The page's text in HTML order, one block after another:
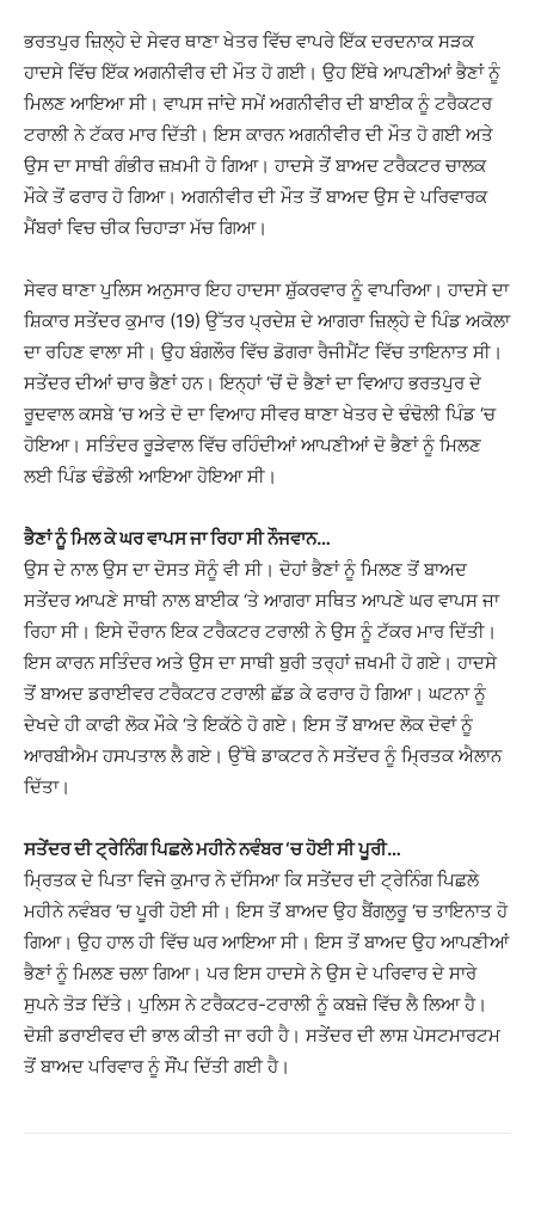
ਭਰਤਪੁਰ ਜ਼ਿਲ੍ਹੇ ਦੇ ਸੇਵਰ ਥਾਣਾ ਖੇਤਰ ਵਿੱਚ ਵਾਪਰੇ ਇੱਕ ਦਰਦਨਾਕ ਸੜਕ
ਹਾਦਸੇ ਵਿੱਚ ਇੱਕ ਅਗਨੀਵੀਰ ਦੀ ਮੌਤ ਹੋ ਗਈ। ਉਹ ਇੱਥੇ ਆਪਣੀਆਂ ਭੈਣਾਂ ਨੂੰ
ਮਿਲਣ ਆਇਆ ਸੀ। ਵਾਪਸ ਜਾਂਦੇ ਸਮੇਂ ਅਗਨੀਵੀਰ ਦੀ ਬਾਈਕ ਨੂੰ ਟਰੈਕਟਰ
ਟਰਾਲੀ ਨੇ ਟੱਕਰ ਮਾਰ ਦਿੱਤੀ। ਇਸ ਕਾਰਨ ਅਗਨੀਵੀਰ ਦੀ ਮੌਤ ਹੋ ਗਈ ਅਤੇ
ਉਸ ਦਾ ਸਾਥੀ ਗੰਭੀਰ ਜ਼ਖ਼ਮੀ ਹੋ ਗਿਆ। ਹਾਦਸੇ ਤੋਂ ਬਾਅਦ ਟਰੈਕਟਰ ਚਾਲਕ
ਮੌਕੇ ਤੋਂ ਫਰਾਰ ਹੋ ਗਿਆ। ਅਗਨੀਵੀਰ ਦੀ ਮੌਤ ਤੋਂ ਬਾਅਦ ਉਸ ਦੇ ਪਰਿਵਾਰਕ
ਮੈਂਬਰਾਂ ਵਿਚ ਚੀਕ ਚਿਹਾੜਾ ਮੱਚ ਗਿਆ।
ਸੇਵਰ ਥਾਣਾ ਪੁਲਿਸ ਅਨੁਸਾਰ ਇਹ ਹਾਦਸਾ ਸ਼ੁੱਕਰਵਾਰ ਨੂੰ ਵਾਪਰਿਆ। ਹਾਦਸੇ ਦਾ
ਸ਼ਿਕਾਰ ਸਤੇਂਦਰ ਕੁਮਾਰ (19) ਉੱਤਰ ਪ੍ਰਦੇਸ਼ ਦੇ ਆਗਰਾ ਜ਼ਿਲ੍ਹੇ ਦੇ ਪਿੰਡ ਅਕੋਲਾ
ਦਾ ਰਹਿਣ ਵਾਲਾ ਸੀ। ਉਹ ਬੰਗਲੌਰ ਵਿੱਚ ਡੋਗਰਾ ਰੈਜੀਮੈਂਟ ਵਿੱਚ ਤਾਇਨਾਤ ਸੀ।
ਸਤੇਂਦਰ ਦੀਆਂ ਚਾਰ ਭੈਣਾਂ ਹਨ। ਇਨ੍ਹਾਂ ‘ਚੋਂ ਦੋ ਭੈਣਾਂ ਦਾ ਵਿਆਹ ਭਰਤਪੁਰ ਦੇ
ਰੂਦਵਾਲ ਕਸਬੇ ‘ਚ ਅਤੇ ਦੋ ਦਾ ਵਿਆਹ ਸੀਵਰ ਥਾਣਾ ਖੇਤਰ ਦੇ ਢੰਢੋਲੀ ਪਿੰਡ ‘ਚ
ਹੋਇਆ। ਸਤਿੰਦਰ ਰੂੜੇਵਾਲ ਵਿੱਚ ਰਹਿੰਦੀਆਂ ਆਪਣੀਆਂ ਦੋ ਭੈਣਾਂ ਨੂੰ ਮਿਲਣ
ਲਈ ਪਿੰਡ ਢੰਡੋਲੀ ਆਇਆ ਹੋਇਆ ਸੀ।
ਭੈਣਾਂ ਨੂੰ ਮਿਲ ਕੇ ਘਰ ਵਾਪਸ ਜਾ ਰਿਹਾ ਸੀ ਨੌਜਵਾਨ…
ਉਸ ਦੇ ਨਾਲ ਉਸ ਦਾ ਦੋਸਤ ਸੋਨੂੰ ਵੀ ਸੀ। ਦੋਹਾਂ ਭੈਣਾਂ ਨੂੰ ਮਿਲਣ ਤੋਂ ਬਾਅਦ
ਸਤੇਂਦਰ ਆਪਣੇ ਸਾਥੀ ਨਾਲ ਬਾਈਕ ‘ਤੇ ਆਗਰਾ ਸਥਿਤ ਆਪਣੇ ਘਰ ਵਾਪਸ ਜਾ
ਰਿਹਾ ਸੀ। ਇਸੇ ਦੌਰਾਨ ਇਕ ਟਰੈਕਟਰ ਟਰਾਲੀ ਨੇ ਉਸ ਨੂੰ ਟੱਕਰ ਮਾਰ ਦਿੱਤੀ।
ਇਸ ਕਾਰਨ ਸਤਿੰਦਰ ਅਤੇ ਉਸ ਦਾ ਸਾਥੀ ਬੁਰੀ ਤਰ੍ਹਾਂ ਜ਼ਖਮੀ ਹੋ ਗਏ। ਹਾਦਸੇ
ਤੋਂ ਬਾਅਦ ਡਰਾਈਵਰ ਟਰੈਕਟਰ ਟਰਾਲੀ ਛੱਡ ਕੇ ਫਰਾਰ ਹੋ ਗਿਆ। ਘਟਨਾ ਨੂੰ
ਦੇਖਦੇ ਹੀ ਕਾਫੀ ਲੋਕ ਮੌਕੇ ‘ਤੇ ਇਕੱਠੇ ਹੋ ਗਏ। ਇਸ ਤੋਂ ਬਾਅਦ ਲੋਕ ਦੋਵਾਂ ਨੂੰ
ਆਰਬੀਐਮ ਹਸਪਤਾਲ ਲੈ ਗਏ। ਉੱਥੇ ਡਾਕਟਰ ਨੇ ਸਤੇਂਦਰ ਨੂੰ ਮ੍ਰਿਤਕ ਐਲਾਨ
ਦਿੱਤਾ।
ਸਤੇਂਦਰ ਦੀ ਟ੍ਰੇਨਿੰਗ ਪਿਛਲੇ ਮਹੀਨੇ ਨਵੰਬਰ ‘ਚ ਹੋਈ ਸੀ ਪੂਰੀ…
ਮ੍ਰਿਤਕ ਦੇ ਪਿਤਾ ਵਿਜੇ ਕੁਮਾਰ ਨੇ ਦੱਸਿਆ ਕਿ ਸਤੇਂਦਰ ਦੀ ਟ੍ਰੇਨਿੰਗ ਪਿਛਲੇ
ਮਹੀਨੇ ਨਵੰਬਰ ‘ਚ ਪੂਰੀ ਹੋਈ ਸੀ। ਇਸ ਤੋਂ ਬਾਅਦ ਉਹ ਬੈਂਗਲੁਰੂ ‘ਚ ਤਾਇਨਾਤ ਹੋ
ਗਿਆ। ਉਹ ਹਾਲ ਹੀ ਵਿੱਚ ਘਰ ਆਇਆ ਸੀ। ਇਸ ਤੋਂ ਬਾਅਦ ਉਹ ਆਪਣੀਆਂ
ਭੈਣਾਂ ਨੂੰ ਮਿਲਣ ਚਲਾ ਗਿਆ। ਪਰ ਇਸ ਹਾਦਸੇ ਨੇ ਉਸ ਦੇ ਪਰਿਵਾਰ ਦੇ ਸਾਰੇ
ਸੁਪਨੇ ਤੋੜ ਦਿੱਤੇ। ਪੁਲਿਸ ਨੇ ਟਰੈਕਟਰ-ਟਰਾਲੀ ਨੂੰ ਕਬਜ਼ੇ ਵਿੱਚ ਲੈ ਲਿਆ ਹੈ।
ਦੋਸ਼ੀ ਡਰਾਈਵਰ ਦੀ ਭਾਲ ਕੀਤੀ ਜਾ ਰਹੀ ਹੈ। ਸਤੇਂਦਰ ਦੀ ਲਾਸ਼ ਪੋਸਟਮਾਰਟਮ
ਤੋਂ ਬਾਅਦ ਪਰਿਵਾਰ ਨੂੰ ਸੌਂਪ ਦਿੱਤੀ ਗਈ ਹੈ।